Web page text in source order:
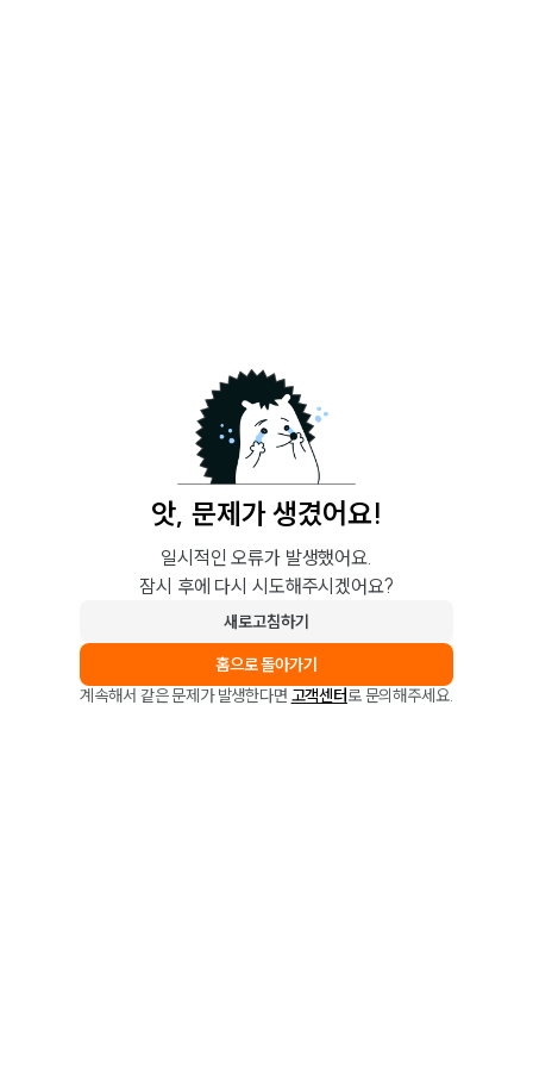
앗, 문제가 생겼어요!
일시적인 오류가 발생했어요.
잠시 후에 다시 시도해주시겠어요?
새로고침하기
홈으로 돌아가기
계속해서 같은 문제가 발생한다면 고객센터로 문의해주세요.